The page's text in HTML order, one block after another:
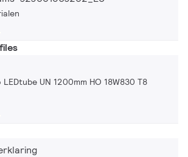
UN 1200mm HO 18W830 T8